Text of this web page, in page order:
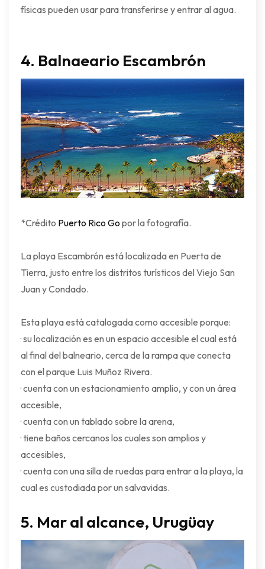
físicas pueden usar para transferirse y entrar al agua.
4. Balnaeario Escambrón
*Crédito Puerto Rico Go por la fotografía.
La playa Escambrón está localizada en Puerta de
Tierra, justo entre los distritos turísticos del Viejo San
Juan y Condado.
Esta playa está catalogada como accesible porque:
· su localización es en un espacio accesible el cual está
al final del balneario, cerca de la rampa que conecta
con el parque Luis Muñoz Rivera.
· cuenta con un estacionamiento amplio, y con un área
accesible,
· cuenta con un tablado sobre la arena,
· tiene baños cercanos los cuales son amplios y
accesibles,
· cuenta con una silla de ruedas para entrar a la playa, la
cual es custodiada por un salvavidas.
5. Mar al alcance, Urugüay